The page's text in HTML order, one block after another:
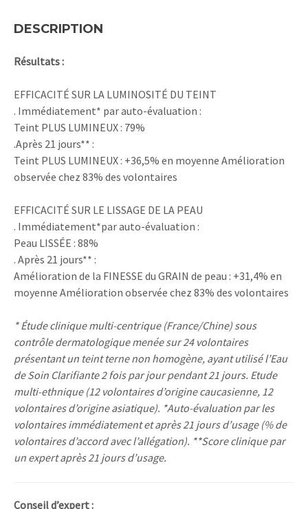
DESCRIPTION
Résultats :
EFFICACITÉ SUR LA LUMINOSITÉ DU TEINT
. Immédiatement* par auto-évaluation :
Teint PLUS LUMINEUX : 79%
.Après 21 jours** :
Teint PLUS LUMINEUX : +36,5% en moyenne Amélioration
observée chez 83% des volontaires
EFFICACITÉ SUR LE LISSAGE DE LA PEAU
. Immédiatement*par auto-évaluation :
Peau LISSÉE : 88%
. Après 21 jours** :
Amélioration de la FINESSE du GRAIN de peau : +31,4% en
moyenne Amélioration observée chez 83% des volontaires
* Étude clinique multi-centrique (France/Chine) sous
contrôle dermatologique menée sur 24 volontaires
présentant un teint terne non homogène, ayant utilisé l’Eau
de Soin Clarifiante 2 fois par jour pendant 21 jours. Etude
multi-ethnique (12 volontaires d’origine caucasienne, 12
volontaires d’origine asiatique). *Auto-évaluation par les
volontaires immédiatement et après 21 jours d’usage (% de
volontaires d’accord avec l’allégation). **Score clinique par
un expert après 21 jours d’usage.
Conseil d’expert :